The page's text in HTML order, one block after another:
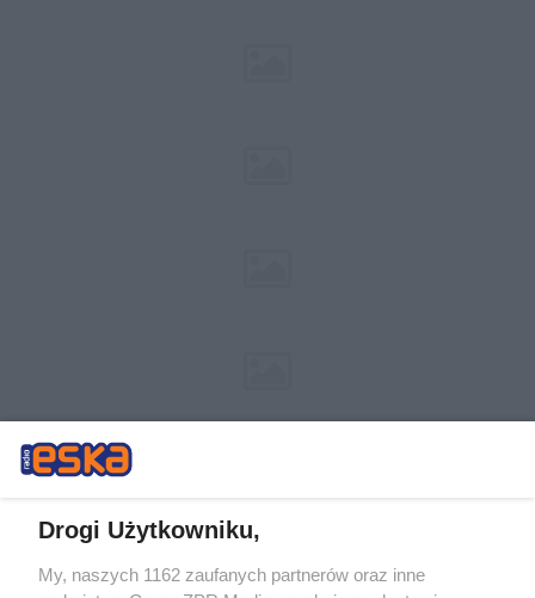
Drogi Użytkowniku,
My, naszych 1162 zaufanych partnerów oraz inne